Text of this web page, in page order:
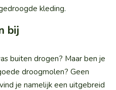
kleding.
bij
buiten drogen? Maar ben je
droogmolen? Geen
je namelijk een uitgebreid